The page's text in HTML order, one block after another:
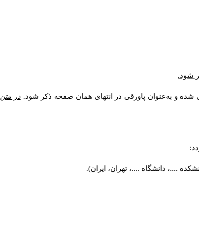
شود.
شده و به‌عنوان پاورقی در انتهای همان صفحه ذکر شود. در متن
....، دانشگاه ....، تهران، ایران).